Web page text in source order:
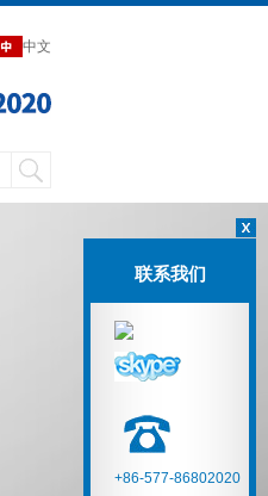
中文
联系我们
+86-577-86802020